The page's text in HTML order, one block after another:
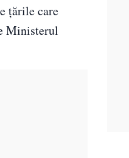
ţările care
Ministerul